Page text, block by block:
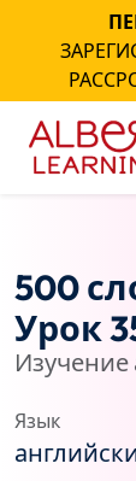
500
Урок
Изучение
Язык